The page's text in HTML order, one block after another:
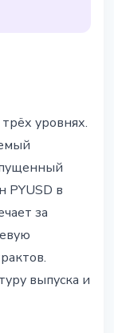
уровнях.
PYUSD в
за
выпуска и